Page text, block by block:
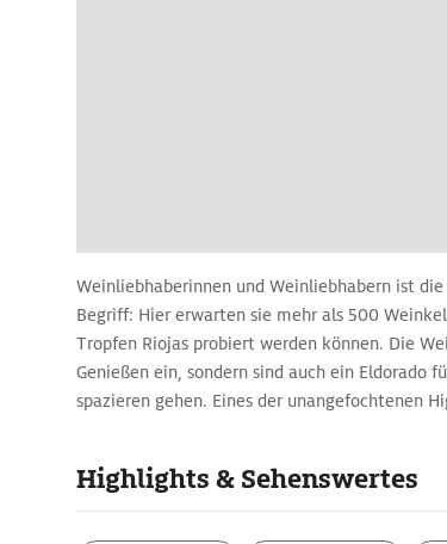
Weinliebhaberinnen und Weinliebhabern ist
Begriff: Hier erwarten sie mehr als 500
Tropfen Riojas probiert werden können. Die
Genießen ein, sondern sind auch ein Eldorado
spazieren gehen. Eines der unangefochtenen
Region ist seit Jahrhunderten ebenso eng mit
bekanntesten Pilgerwege der Welt, verbunden.
Highlights & Sehenswertes